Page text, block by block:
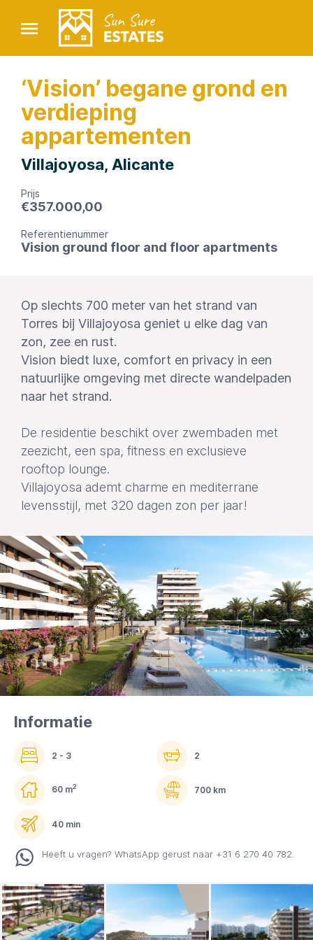
‘Vision’ begane grond en
verdieping
appartementen
Villajoyosa, Alicante
Prijs
€357.000,00
Referentienummer
Vision ground floor and floor apartments
Op slechts 700 meter van het strand van
Torres bij Villajoyosa geniet u elke dag van
zon, zee en rust.
Vision biedt luxe, comfort en privacy in een
natuurlijke omgeving met directe wandelpaden
naar het strand.
De residentie beschikt over zwembaden met
zeezicht, een spa, fitness en exclusieve
rooftop lounge.
Villajoyosa ademt charme en mediterrane
levensstijl, met 320 dagen zon per jaar!
Informatie
2 - 3 2
60 m2 700 km
40 min
Heeft u vragen? WhatsApp gerust naar +31 6 270 40 782.